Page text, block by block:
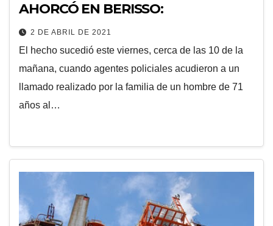
AHORCÓ EN BERISSO:
2 DE ABRIL DE 2021
El hecho sucedió este viernes, cerca de las 10 de la
mañana, cuando agentes policiales acudieron a un
llamado realizado por la familia de un hombre de 71
años al…